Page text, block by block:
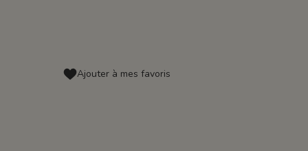
Ajouter à mes favoris